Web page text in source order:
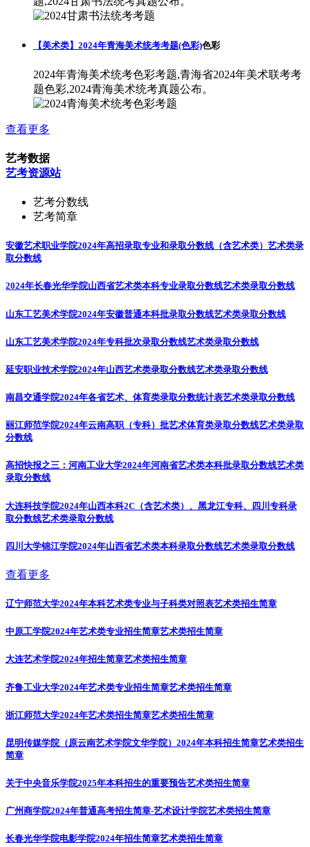
【美术类】2024年青海美术统考考题(色彩)色彩
2024年青海美术统考色彩考题,青海省2024年美术联考考
题色彩,2024青海美术统考真题公布。
查看更多
艺考数据
艺考资源站
艺考分数线
艺考简章
安徽艺术职业学院2024年高招录取专业和录取分数线（含艺术类） 艺术类录
取分数线
2024年长春光华学院山西省艺术类本科专业录取分数线艺术类录取分数线
山东工艺美术学院2024年安徽普通本科批录取分数线艺术类录取分数线
山东工艺美术学院2024年专科批次录取分数线艺术类录取分数线
延安职业技术学院2024年山西艺术类录取分数线艺术类录取分数线
南昌交通学院2024年各省艺术、体育类录取分数统计表艺术类录取分数线
丽江师范学院2024年云南高职（专科）批艺术体育类录取分数线艺术类录取
分数线
高招快报之三：河南工业大学2024年河南省艺术类本科批录取分数线艺术类
录取分数线
大连科技学院2024年山西本科2C（含艺术类）、黑龙江专科、四川专科录
取分数线艺术类录取分数线
四川大学锦江学院2024年山西省艺术类本科录取分数线艺术类录取分数线
查看更多
辽宁师范大学2024年本科艺术类专业与子科类对照表艺术类招生简章
中原工学院2024年艺术类专业招生简章艺术类招生简章
大连艺术学院2024年招生简章艺术类招生简章
齐鲁工业大学2024年艺术类专业招生简章艺术类招生简章
浙江师范大学2024年艺术类招生简章艺术类招生简章
昆明传媒学院（原云南艺术学院文华学院）2024年本科招生简章艺术类招生
简章
关于中央音乐学院2025年本科招生的重要预告艺术类招生简章
广州商学院2024年普通高考招生简章-艺术设计学院艺术类招生简章
长春光华学院电影学院2024年招生简章艺术类招生简章